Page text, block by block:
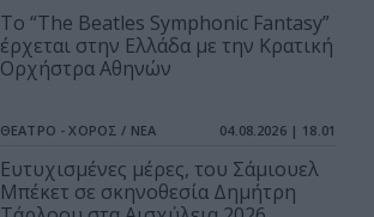
Το “The Beatles Symphonic Fantasy”
έρχεται στην Ελλάδα με την Κρατική
Ορχήστρα Αθηνών
ΘΕΑΤΡΟ - ΧΟΡΟΣ / ΝΕΑ 04.08.2026 | 18.01
Ευτυχισμένες μέρες, του Σάμιουελ
Μπέκετ σε σκηνοθεσία Δημήτρη